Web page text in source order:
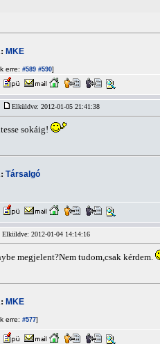
MKE
erre: #589 #590]
Elküldve: 2012-01-05 21:41:38
sokáig!
Társalgó
Elküldve: 2012-01-04 14:14:16
megjelent?Nem tudom,csak kérdem.
MKE
erre: #577]